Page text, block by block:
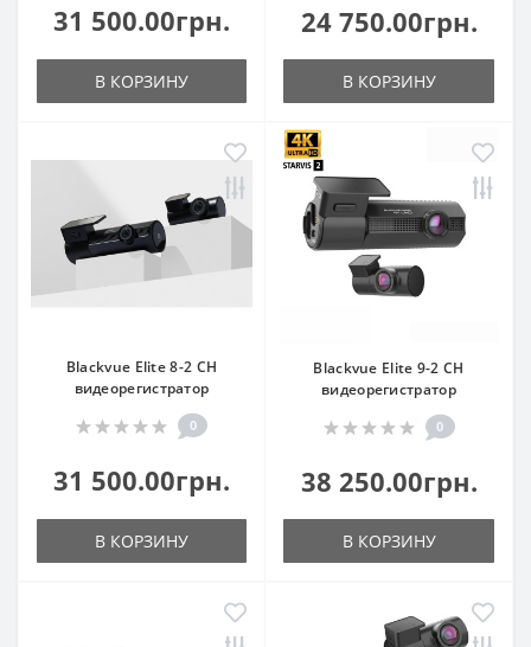
31 500.00грн.
В КОРЗИНУ
24 750.00грн.
В КОРЗИНУ
Blackvue Elite 8-2 CH
видеорегистратор
0
31 500.00грн.
В КОРЗИНУ
Blackvue Elite 9-2 CH
видеорегистратор
0
38 250.00грн.
В КОРЗИНУ